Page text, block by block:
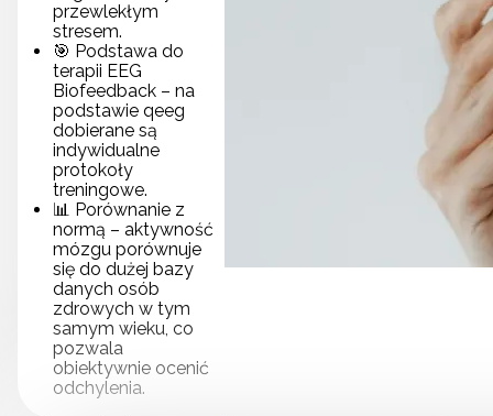
przewlekłym
stresem.
🎯 Podstawa do
terapii EEG
Biofeedback – na
podstawie qeeg
dobierane są
indywidualne
protokoły
treningowe.
📊 Porównanie z
normą – aktywność
mózgu porównuje
się do dużej bazy
danych osób
zdrowych w tym
samym wieku, co
pozwala
obiektywnie ocenić
odchylenia.